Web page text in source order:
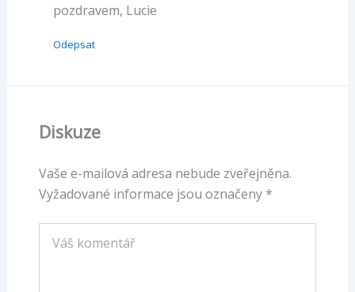
pozdravem, Lucie
Odepsat
Diskuze
Vaše e-mailová adresa nebude zveřejněna.
Vyžadované informace jsou označeny *
komentář